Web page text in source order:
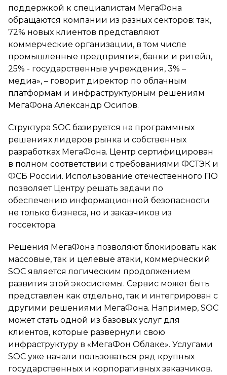
поддержкой к специалистам МегаФона
обращаются компании из разных секторов: так,
72% новых клиентов представляют
коммерческие организации, в том числе
промышленные предприятия, банки и ритейл,
25% - государственные учреждения, 3% –
медиа», – говорит директор по облачным
платформам и инфраструктурным решениям
МегаФона Александр Осипов.
Структура SOC базируется на программных
решениях лидеров рынка и собственных
разработках МегаФона. Центр сертифицирован
в полном соответствии с требованиями ФСТЭК и
ФСБ России. Использование отечественного ПО
позволяет Центру решать задачи по
обеспечению информационной безопасности
не только бизнеса, но и заказчиков из
госсектора.
Решения МегаФона позволяют блокировать как
массовые, так и целевые атаки, коммерческий
SOC является логическим продолжением
развития этой экосистемы. Сервис может быть
представлен как отдельно, так и интегрирован с
другими решениями МегаФона. Например, SOC
может стать одной из базовых услуг для
клиентов, которые развернули свою
инфраструктуру в «МегаФон Облаке». Услугами
SOC уже начали пользоваться ряд крупных
государственных и корпоративных заказчиков.